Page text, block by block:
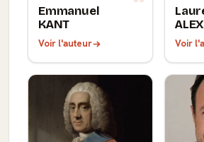
Emmanuel
KANT
Voir l'auteur Voir